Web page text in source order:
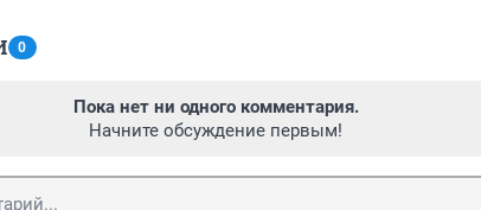
0
Пока нет ни одного комментария.
Начните обсуждение первым!